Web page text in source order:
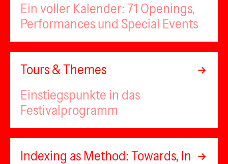
Ein voller Kalender: 71 Openings,
Performances und Special Events
Tours & Themes
Einstiegspunkte in das
Festivalprogramm
Indexing as Method: Towards, In